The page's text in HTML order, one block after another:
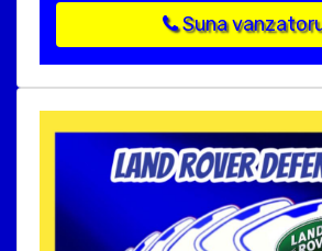
Suna